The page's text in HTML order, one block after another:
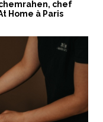
chef
Home à Paris